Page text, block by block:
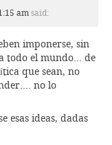
am said:
imponerse, sin
todo el mundo… de
que sean, no
no lo
esas ideas, dadas